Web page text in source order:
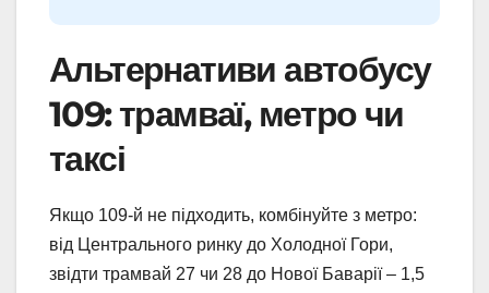
Альтернативи автобусу
109: трамваї, метро чи
таксі
Якщо 109-й не підходить, комбінуйте з метро:
від Центрального ринку до Холодної Гори,
звідти трамвай 27 чи 28 до Нової Баварії – 1,5